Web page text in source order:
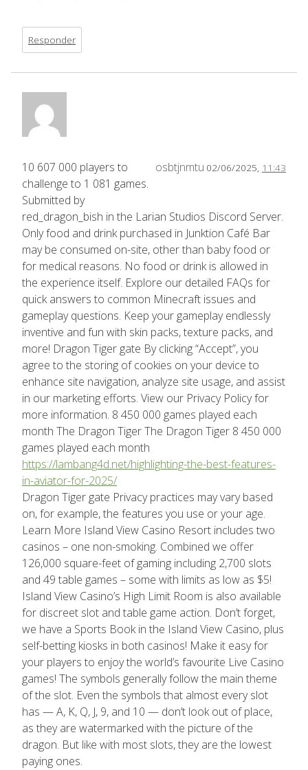
Responder
osbtjnmtu 02/06/2025, 11:43
10 607 000 players to
challenge to 1 081 games.
Submitted by
red_dragon_bish in the Larian Studios Discord Server.
Only food and drink purchased in Junktion Café Bar
may be consumed on-site, other than baby food or
for medical reasons. No food or drink is allowed in
the experience itself. Explore our detailed FAQs for
quick answers to common Minecraft issues and
gameplay questions. Keep your gameplay endlessly
inventive and fun with skin packs, texture packs, and
more! Dragon Tiger gate By clicking “Accept”, you
agree to the storing of cookies on your device to
enhance site navigation, analyze site usage, and assist
in our marketing efforts. View our Privacy Policy for
more information. 8 450 000 games played each
month The Dragon Tiger The Dragon Tiger 8 450 000
games played each month
https://lambang4d.net/highlighting-the-best-features-
in-aviator-for-2025/
Dragon Tiger gate Privacy practices may vary based
on, for example, the features you use or your age.
Learn More Island View Casino Resort includes two
casinos – one non-smoking. Combined we offer
126,000 square-feet of gaming including 2,700 slots
and 49 table games – some with limits as low as $5!
Island View Casino’s High Limit Room is also available
for discreet slot and table game action. Don’t forget,
we have a Sports Book in the Island View Casino, plus
self-betting kiosks in both casinos! Make it easy for
your players to enjoy the world’s favourite Live Casino
games! The symbols generally follow the main theme
of the slot. Even the symbols that almost every slot
has — A, K, Q, J, 9, and 10 — don’t look out of place,
as they are watermarked with the picture of the
dragon. But like with most slots, they are the lowest
paying ones.